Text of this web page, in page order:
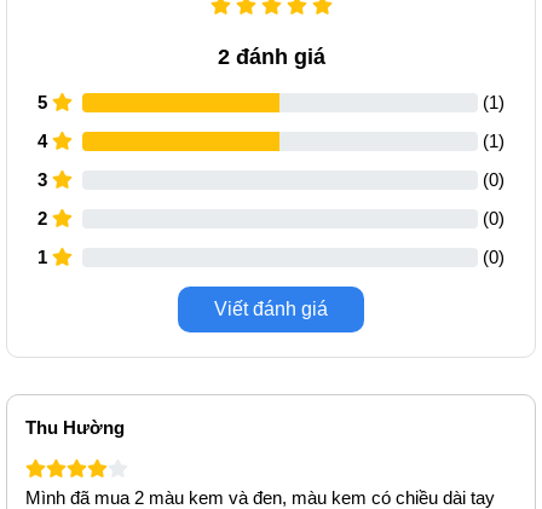
2đánh giá
5 (1)
4
(1)
3
(0)
2
(0)
1
(0)
Viết đánh giá
Thu Hường
Mình đã mua 2 màu kem và đen, màu kem có chiều dài tay